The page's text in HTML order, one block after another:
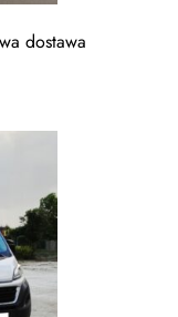
dostawa